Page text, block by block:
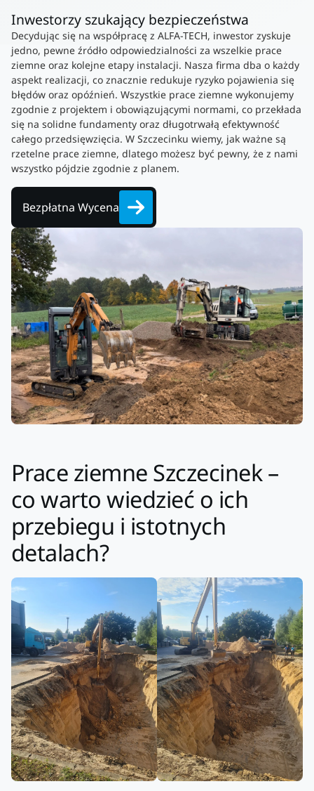
Inwestorzy szukający bezpieczeństwa
Decydując się na współpracę z ALFA-TECH, inwestor zyskuje
jedno, pewne źródło odpowiedzialności za wszelkie prace
ziemne oraz kolejne etapy instalacji. Nasza firma dba o każdy
aspekt realizacji, co znacznie redukuje ryzyko pojawienia się
błędów oraz opóźnień. Wszystkie prace ziemne wykonujemy
zgodnie z projektem i obowiązującymi normami, co przekłada
się na solidne fundamenty oraz długotrwałą efektywność
całego przedsięwzięcia. W Szczecinku wiemy, jak ważne są
rzetelne prace ziemne, dlatego możesz być pewny, że z nami
wszystko pójdzie zgodnie z planem.
Bezpłatna Wycena
Prace ziemne Szczecinek –
co warto wiedzieć o ich
przebiegu i istotnych
detalach?